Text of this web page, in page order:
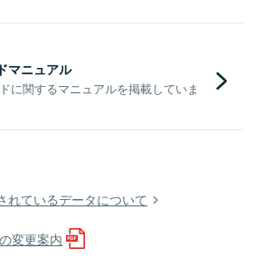
マニュアル
に関するマニュアルを掲載していま
れているデータについて
変更案内